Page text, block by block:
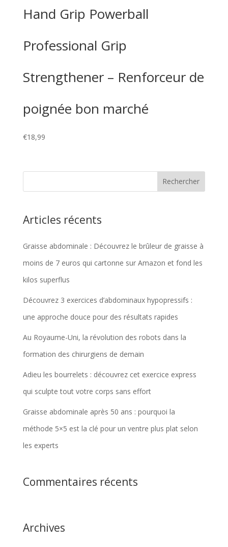
Hand Grip Powerball
Professional Grip
Strengthener – Renforceur de
poignée bon marché
€18,99
Articles récents
Graisse abdominale : Découvrez le brûleur de graisse à
moins de 7 euros qui cartonne sur Amazon et fond les
kilos superflus
Découvrez 3 exercices d’abdominaux hypopressifs :
une approche douce pour des résultats rapides
Au Royaume-Uni, la révolution des robots dans la
formation des chirurgiens de demain
Adieu les bourrelets : découvrez cet exercice express
qui sculpte tout votre corps sans effort
Graisse abdominale après 50 ans : pourquoi la
méthode 5×5 est la clé pour un ventre plus plat selon
les experts
Commentaires récents
Archives